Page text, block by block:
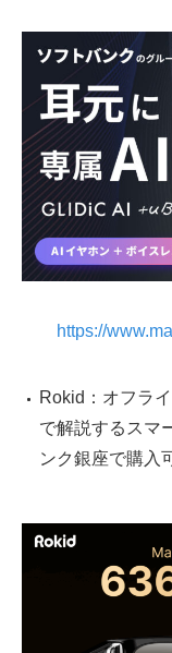
https://
Rokid：オフラ
で解説するスマ
ンク銀座で購入